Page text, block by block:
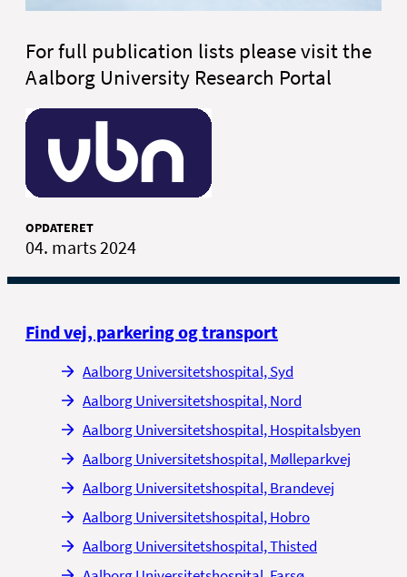
For full publication lists please visit the
Aalborg University Research Portal
OPDATERET
04. marts 2024
Find vej, parkering og transport
Aalborg Universitetshospital, Syd
Aalborg Universitetshospital, Nord
Aalborg Universitetshospital, Hospitalsbyen
Aalborg Universitetshospital, Mølleparkvej
Aalborg Universitetshospital, Brandevej
Aalborg Universitetshospital, Hobro
Aalborg Universitetshospital, Thisted